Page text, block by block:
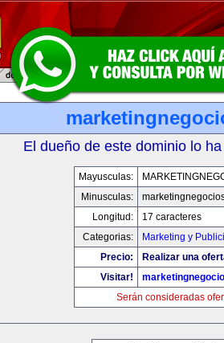
El dueño de este dominio lo
Mayusculas:
Minusculas:
Longitud:
17 caracteres
Categorias:
Marketing y
Precio:
Realizar una
Visitar!
Serán consideradas